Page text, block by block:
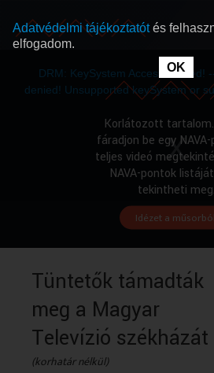
DRM: KeySystem Access Denied!
denied! Unsupported keySystem or
Korlátozott
fáradjon be egy
teljes videó
NAVA-pontok listáját
tekintheti meg.
Idézet a
Tüntetők támadták
meg a Magyar
Televízió székházát
(korhatár nélkül)
Adatvédelmi tájékoztatótés
elfogadom.
OK